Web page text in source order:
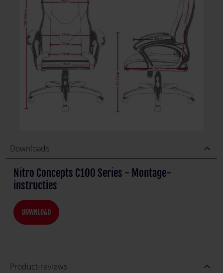
Downloads expand_less
Nitro Concepts C100 Series - Montage-
instructies
DOWNLOAD
Product-reviews expand_less